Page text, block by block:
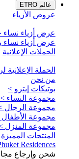
عالم ETRO
عروض الأزياء
عرض أزياء نساء
عرض أزياء نساء
الحملات الإعلانية
الحملة الإعلانية
من نحن
بوتيكات إيترو >
مجموعة النساء >
مجموعة الرجال
مجموعة
مجموعة المنزل
المنتجات
Residences >
شحن وإرجاع